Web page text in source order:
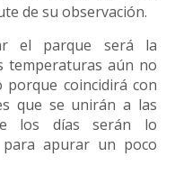
de su observación.
el parque será la
temperaturas aún no
porque coincidirá con
que se unirán a las
los días serán lo
apurar un poco